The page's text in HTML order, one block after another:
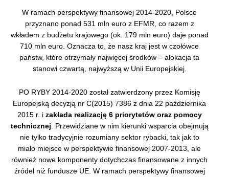
W ramach perspektywy finansowej 2014-2020, Polsce
przyznano ponad 531 mln euro z EFMR, co razem z
wkładem z budżetu krajowego (ok. 179 mln euro) daje ponad
710 mln euro. Oznacza to, że nasz kraj jest w czołówce
państw, które otrzymały najwięcej środków – alokacja ta
stanowi czwartą, najwyższą w Unii Europejskiej.
PO RYBY 2014-2020 został zatwierdzony przez Komisję
Europejską decyzją nr C(2015) 7386 z dnia 22 października
2015 r. i zakłada realizację 6 priorytetów oraz pomocy
technicznej . Przewidziane w nim kierunki wsparcia obejmują
nie tylko tradycyjnie rozumiany sektor rybacki, tak jak to
miało miejsce w perspektywie finansowej 2007-2013, ale
również nowe komponenty dotychczas finansowane z innych
źródeł niż fundusze UE. W ramach perspektywy finansowej